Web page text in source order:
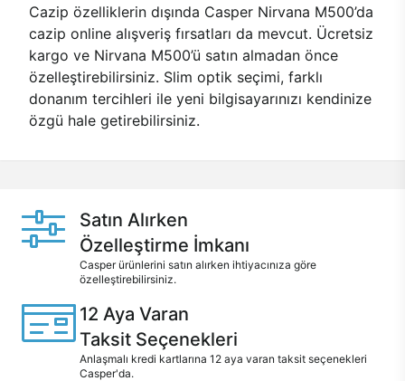
Cazip özelliklerin dışında Casper Nirvana M500’da
cazip online alışveriş fırsatları da mevcut. Ücretsiz
kargo ve Nirvana M500’ü satın almadan önce
özelleştirebilirsiniz. Slim optik seçimi, farklı
donanım tercihleri ile yeni bilgisayarınızı kendinize
özgü hale getirebilirsiniz.
Satın Alırken
Özelleştirme İmkanı
Casper ürünlerini satın alırken ihtiyacınıza göre
özelleştirebilirsiniz.
12 Aya Varan
Taksit Seçenekleri
Anlaşmalı kredi kartlarına 12 aya varan taksit seçenekleri
Casper'da.